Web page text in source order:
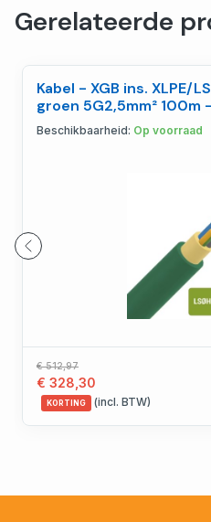
Gerelateerde
Kabel - XGB ins. XLPE/
groen 5G2,5mm² 100m
Beschikbaarheid: Op voorraad
€ 512,97
€ 328,30
KORTING (incl. BTW)